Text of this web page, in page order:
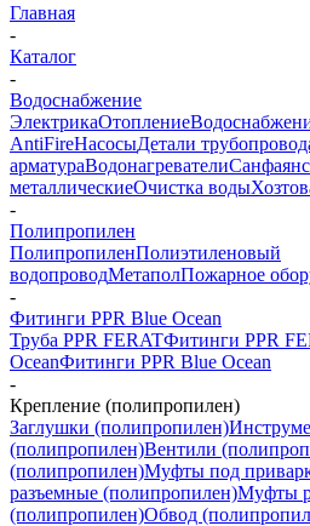
Главная
-
Каталог
-
Водоснабжение
ЭлектрикаОтопление
AntiFireНасосыДетали
арматураВодонагревателиСанфаянс
металлическиеОчистка воды
-
Полипропилен
ПолипропиленПолиэтиленовый
водопроводМетаполПожарное
-
Фитинги PPR Blue Ocean
Труба PPR FERATФитинги PPR
OceanФитинги PPR Blue Ocean
-
Крепление (полипропилен)
Заглушки (полипропилен)
(полипропилен)Вентили
(полипропилен)Муфты под
разъемные (полипропилен)Муфты
(полипропилен)Обвод